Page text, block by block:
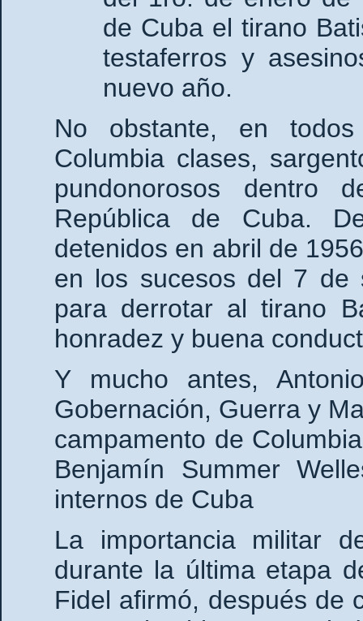
de Cuba el tirano
testaferros y
nuevo año.
No obstante, en
Columbia clases,
pundonorosos dentro
República de Cuba.
detenidos en abril de
en los sucesos del 7 de
para derrotar al tirano
honradez y buena
Y mucho antes,
Gobernación, Guerra y
campamento de
Benjamín Summer
internos de Cuba
La importancia militar
durante la última etapa
Fidel afirmó, después de